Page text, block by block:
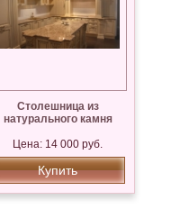
Столешница из
натурального камня
Цена: 14 000 руб.
Купить